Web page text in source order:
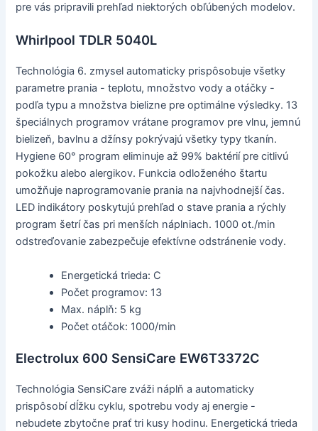
pre vás pripravili prehľad niektorých obľúbených modelov.
Whirlpool TDLR 5040L
Technológia 6. zmysel automaticky prispôsobuje všetky
parametre prania - teplotu, množstvo vody a otáčky -
podľa typu a množstva bielizne pre optimálne výsledky. 13
špeciálnych programov vrátane programov pre vlnu, jemnú
bielizeň, bavlnu a džínsy pokrývajú všetky typy tkanín.
Hygiene 60° program eliminuje až 99% baktérií pre citlivú
pokožku alebo alergikov. Funkcia odloženého štartu
umožňuje naprogramovanie prania na najvhodnejší čas.
LED indikátory poskytujú prehľad o stave prania a rýchly
program šetrí čas pri menších náplniach. 1000 ot./min
odstreďovanie zabezpečuje efektívne odstránenie vody.
Energetická trieda: C
Počet programov: 13
Max. náplň: 5 kg
Počet otáčok: 1000/min
Electrolux 600 SensiCare EW6T3372C
Technológia SensiCare zváži náplň a automaticky
prispôsobí dĺžku cyklu, spotrebu vody aj energie -
nebudete zbytočne prať tri kusy hodinu. Energetická trieda